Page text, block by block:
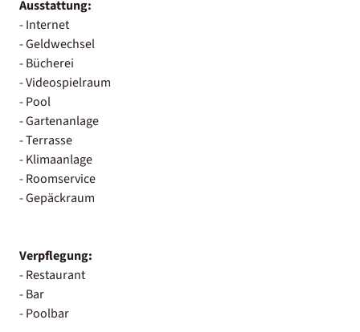
Ausstattung:
- Internet
- Geldwechsel
- Bücherei
- Videospielraum
- Pool
- Gartenanlage
- Terrasse
- Klimaanlage
- Roomservice
- Gepäckraum
Verpflegung:
- Restaurant
- Bar
- Poolbar